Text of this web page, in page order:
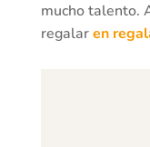
mucho talento.
regalaren